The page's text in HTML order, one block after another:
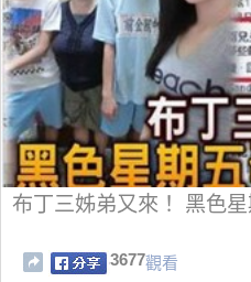
布丁三姊弟又來！ 黑色
3677觀看